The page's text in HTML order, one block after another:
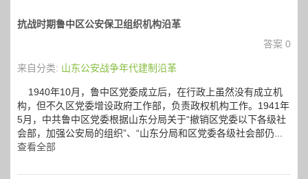
抗战时期鲁中区公安保卫组织机构沿革
答案 0
来自分类: 山东公安战争年代建制沿革
1940年10月，鲁中区党委成立后，在行政上虽然没有成立机
构，但不久区党委增设政府工作部，负责政权机构工作。1941年
5月，中共鲁中区党委根据山东分局关于“撤销区党委以下各级社
会部，加强公安局的组织”、“山东分局和区党委各级社会部仍...
查看全部